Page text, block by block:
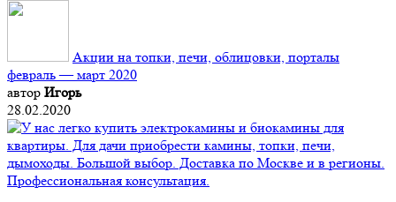
Акции на топки, печи, облицовки, порталы
февраль — март 2020
автор Игорь
28.02.2020